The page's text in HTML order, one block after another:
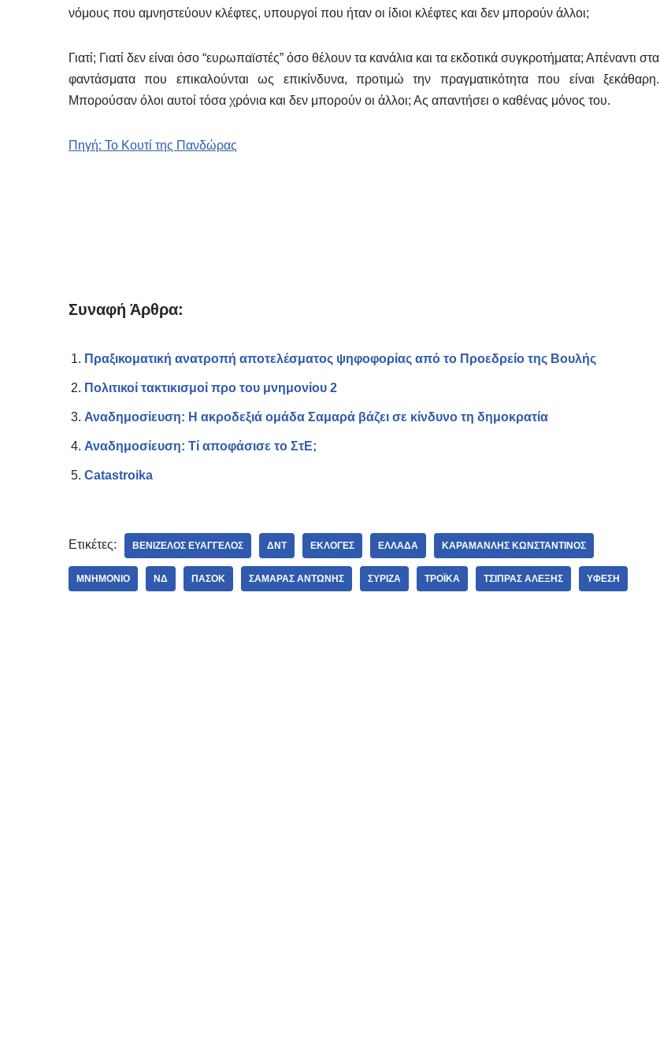
νόμους που αμνηστεύουν κλέφτες, υπουργοί που ήταν οι ίδιοι κλέφτες και δεν μπορούν άλλοι;
Γιατί; Γιατί δεν είναι όσο “ευρωπαϊστές” όσο θέλουν τα κανάλια και τα εκδοτικά συγκροτήματα; Απέναντι στα
φαντάσματα που επικαλούνται ως επικίνδυνα, προτιμώ την πραγματικότητα που είναι ξεκάθαρη.
Μπορούσαν όλοι αυτοί τόσα χρόνια και δεν μπορούν οι άλλοι; Ας απαντήσει ο καθένας μόνος του.
Πηγή: Το Κουτί της Πανδώρας
Συναφή Άρθρα:
Πραξικοματική ανατροπή αποτελέσματος ψηφοφορίας από το Προεδρείο της Βουλής
Πολιτικοί τακτικισμοί προ του μνημονίου 2
Αναδημοσίευση: Η ακροδεξιά ομάδα Σαμαρά βάζει σε κίνδυνο τη δημοκρατία
Αναδημοσίευση: Τί αποφάσισε το ΣτΕ;
Catastroika
Ετικέτες: ΒΕΝΙΖΈΛΟΣ ΕΥΆΓΓΕΛΟΣ ΔΝΤ ΕΚΛΟΓΈΣ ΕΛΛΆΔΑ ΚΑΡΑΜΑΝΛΉΣ ΚΩΝΣΤΑΝΤΊΝΟΣ
ΜΝΗΜΌΝΙΟ ΝΔ ΠΑΣΟΚ ΣΑΜΑΡΆΣ ΑΝΤΏΝΗΣ ΣΥΡΙΖΑ ΤΡΌΪΚΑ ΤΣΊΠΡΑΣ ΑΛΈΞΗΣ ΎΦΕΣΗ